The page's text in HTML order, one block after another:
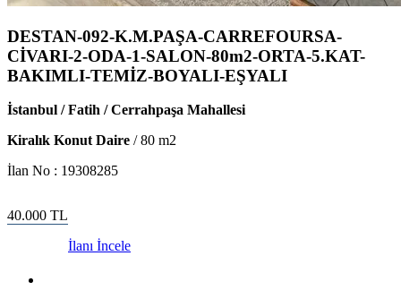
DESTAN-092-K.M.PAŞA-CARREFOURSA-
CİVARI-2-ODA-1-SALON-80m2-ORTA-5.KAT-
BAKIMLI-TEMİZ-BOYALI-EŞYALI
İstanbul / Fatih / Cerrahpaşa Mahallesi
Kiralık Konut Daire /80 m2
İlan No : 19308285
40.000 TL
İlanı İncele